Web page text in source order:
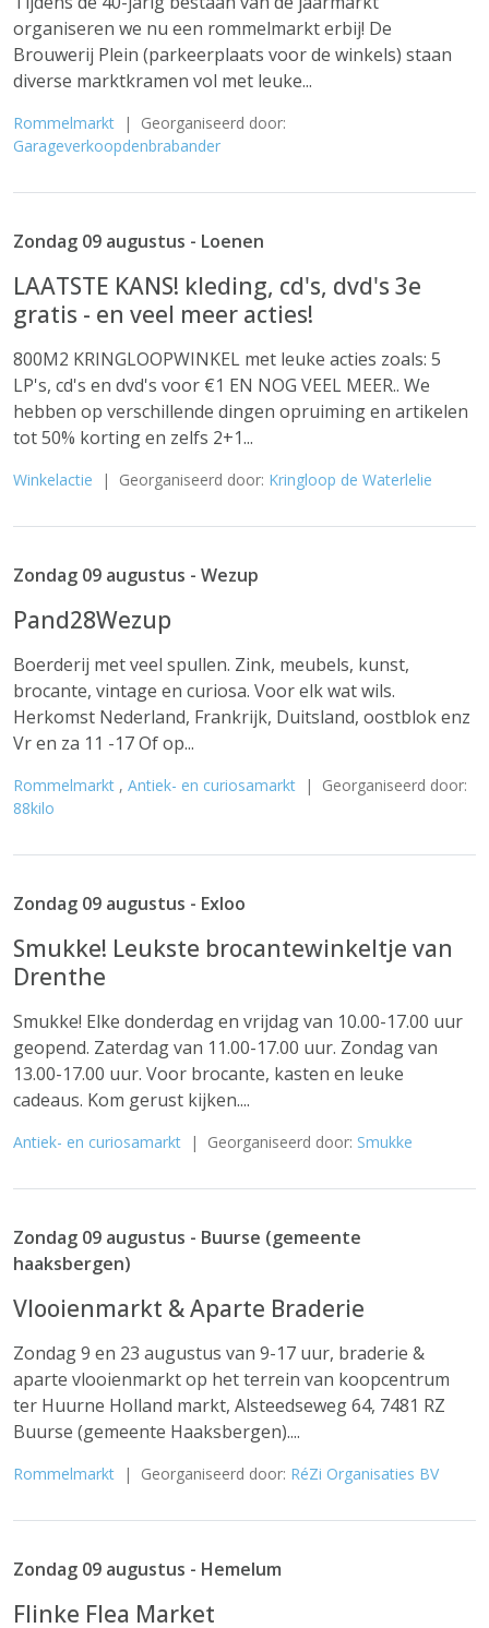
organiseren we nu een rommelmarkt erbij! De
Brouwerij Plein (parkeerplaats voor de winkels) staan
diverse marktkramen vol met leuke...
Rommelmarkt | Georganiseerd door:
Garageverkoopdenbrabander
Zondag 09 augustus - Loenen
LAATSTE KANS! kleding, cd's, dvd's 3e
gratis - en veel meer acties!
800M2 KRINGLOOPWINKEL met leuke acties zoals: 5
LP's, cd's en dvd's voor €1 EN NOG VEEL MEER.. We
hebben op verschillende dingen opruiming en artikelen
tot 50% korting en zelfs 2+1...
Winkelactie | Georganiseerd door: Kringloop de Waterlelie
Zondag 09 augustus - Wezup
Pand28Wezup
Boerderij met veel spullen. Zink, meubels, kunst,
brocante, vintage en curiosa. Voor elk wat wils.
Herkomst Nederland, Frankrijk, Duitsland, oostblok enz
Vr en za 11 -17 Of op...
Rommelmarkt , Antiek- en curiosamarkt | Georganiseerd door:
88kilo
Zondag 09 augustus - Exloo
Smukke! Leukste brocantewinkeltje van
Drenthe
Smukke! Elke donderdag en vrijdag van 10.00-17.00 uur
geopend. Zaterdag van 11.00-17.00 uur. Zondag van
13.00-17.00 uur. Voor brocante, kasten en leuke
cadeaus. Kom gerust kijken....
Antiek- en curiosamarkt | Georganiseerd door: Smukke
Zondag 09 augustus - Buurse (gemeente
haaksbergen)
Vlooienmarkt & Aparte Braderie
Zondag 9 en 23 augustus van 9-17 uur, braderie &
aparte vlooienmarkt op het terrein van koopcentrum
ter Huurne Holland markt, Alsteedseweg 64, 7481 RZ
Buurse (gemeente Haaksbergen)....
Rommelmarkt | Georganiseerd door: RéZi Organisaties BV
Zondag 09 augustus - Hemelum
Flinke Flea Market